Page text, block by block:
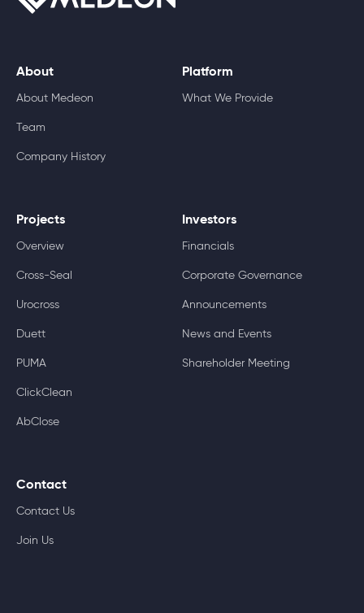
About
About Medeon
Team
Company History
Platform
What We Provide
Projects
Overview
Cross-Seal
Urocross
Duett
PUMA
ClickClean
AbClose
Investors
Financials
Corporate Governance
Announcements
News and Events
Shareholder Meeting
Contact
Contact Us
Join Us